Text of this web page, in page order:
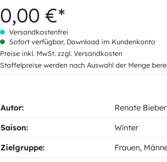
0,00 €*
Versandkostenfrei
Sofort verfügbar, Download im Kundenkonto
Preise inkl. MwSt. zzgl. Versandkosten
Staffelpreise werden nach Auswahl der Menge
Autor: Renate Bieber
Saison: Winter
Zielgruppe: Frauen,